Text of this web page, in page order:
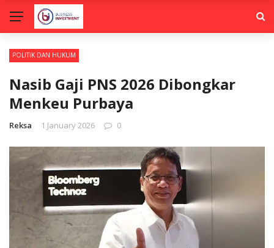
POLITIK DAN HUKUM
Nasib Gaji PNS 2026 Dibongkar
Menkeu Purbaya
Reksa 1 January 2026 0